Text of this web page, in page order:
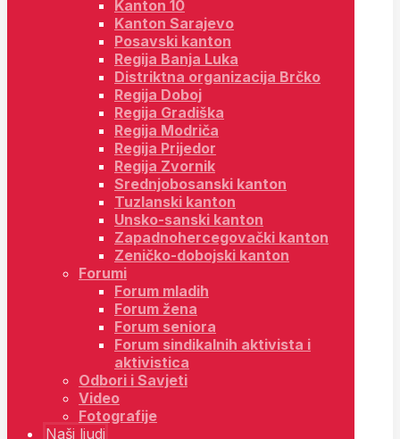
Kanton 10
Kanton Sarajevo
Posavski kanton
Regija Banja Luka
Distriktna organizacija Brčko
Regija Doboj
Regija Gradiška
Regija Modriča
Regija Prijedor
Regija Zvornik
Srednjobosanski kanton
Tuzlanski kanton
Unsko-sanski kanton
Zapadnohercegovački kanton
Zeničko-dobojski kanton
Forumi
Forum mladih
Forum žena
Forum seniora
Forum sindikalnih aktivista i
aktivistica
Odbori i Savjeti
Video
Fotografije
Naši ljudi